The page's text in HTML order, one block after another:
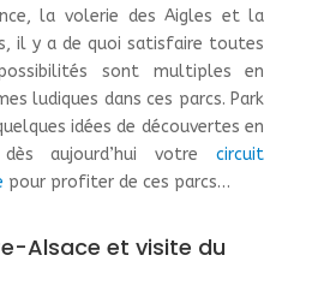
la volerie des Aigles et la
il y a de quoi satisfaire toutes
sont multiples en
ludiques dans ces parcs. Park
idées de découvertes en
dès aujourd’hui votrecircuit
pour profiter de ces parcs…
Alsace et visite du